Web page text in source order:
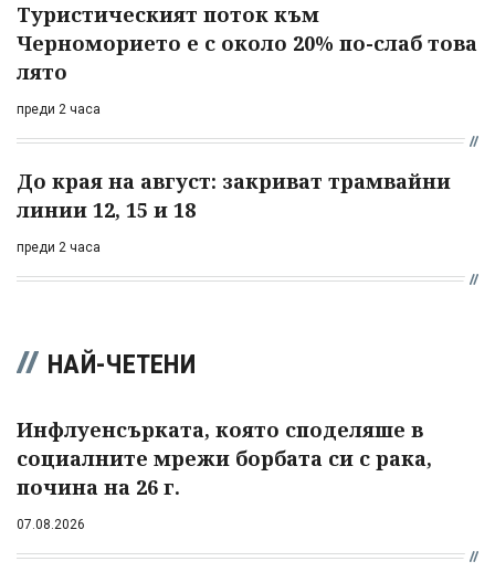
Туристическият поток към
Черноморието е с около 20% по-слаб това
лято
преди 2 часа
До края на август: закриват трамвайни
линии 12, 15 и 18
преди 2 часа
НАЙ-ЧЕТЕНИ
Инфлуенсърката, която споделяше в
социалните мрежи борбата си с рака,
почина на 26 г.
07.08.2026